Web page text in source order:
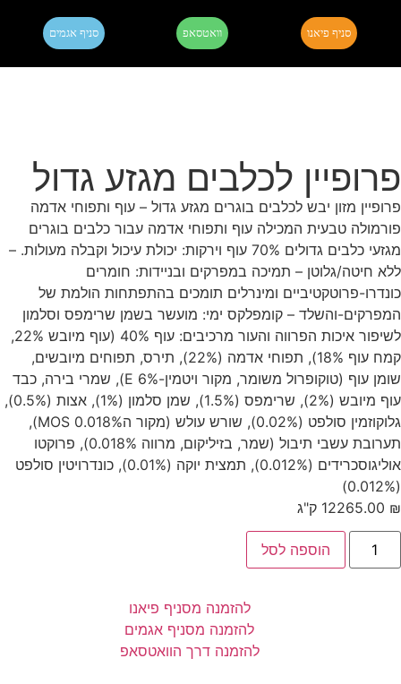
סניף פיאנו וואטסאפ סניף אגמים
פרופיין לכלבים מגזע גדול
פרופיין מזון יבש לכלבים בוגרים מגזע גדול – עוף ותפוחי אדמה
פורמולה טבעית המכילה עוף ותפוחי אדמה עבור כלבים בוגרים
מגזעי כלבים גדולים 70% עוף וירקות: יכולת עיכול וקבלה מעולות. –
ללא חיטה/גלוטן – תמיכה במפרקים ובניידות: חומרים
כונדרו-פרוטקטיביים ומינרלים תומכים בהתפתחות הולמת של
המפרקים-והשלד – קומפלקס ימי: מועשר בשמן שרימפס וסלמון
לשיפור איכות הפרווה והעור מרכיבים: עוף 40% (עוף מיובש 22%,
קמח עוף 18%), תפוחי אדמה (22%), תירס, תפוחים מיובשים,
שומן עוף (טוקופרול משומר, מקור ויטמין-E 6%), שמרי בירה, כבד
עוף מיובש (2%), שרימפס (1.5%), שמן סלמון (1%), אצות (0.5%),
גלוקוזמין סולפט (0.02%), שורש עולש (מקור הMOS 0.018%),
תערובת עשבי תיבול (שמר, בזיליקום, מרווה 0.018%), פרוקטו
אוליגוסכרידים (0.012%), תמצית יוקה (0.01%), כונדרויטין סולפט
(0.012%)
265.00 ₪ 12 ק"ג
הוספה לסל
להזמנה מסניף פיאנו
להזמנה מסניף אגמים
להזמנה דרך הוואטסאפ